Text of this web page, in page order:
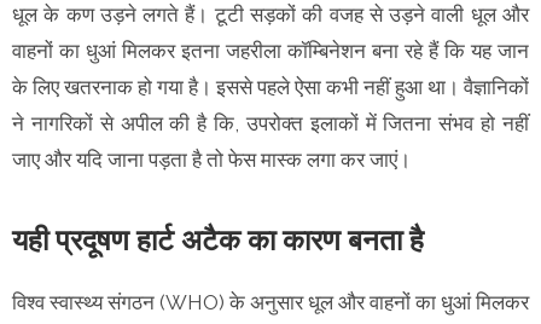
धूल के कण उड़ने लगते हैं। टूटी सड़कों की वजह से उड़ने वाली धूल और
वाहनों का धुआं मिलकर इतना जहरीला कॉम्बिनेशन बना रहे हैं कि यह जान
के लिए खतरनाक हो गया है। इससे पहले ऐसा कभी नहीं हुआ था। वैज्ञानिकों
ने नागरिकों से अपील की है कि, उपरोक्त इलाकों में जितना संभव हो नहीं
जाए और यदि जाना पड़ता है तो फेस मास्क लगा कर जाएं।
यही प्रदूषण हार्ट अटैक का कारण बनता है
विश्व स्वास्थ्य संगठन (WHO) के अनुसार धूल और वाहनों का धुआं मिलकर